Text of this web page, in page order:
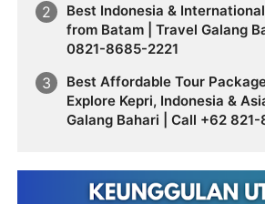
Best Indonesia &
from Batam | Travel Galang
0821-8685-2221
Best Affordable Tour
Explore Kepri, Indonesia &
Galang Bahari | Call +62